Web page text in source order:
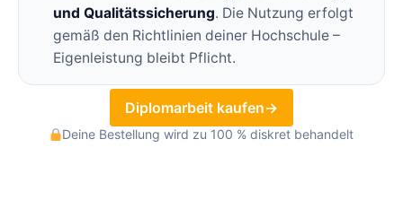
und Qualitätssicherung. Die Nutzung erfolgt
gemäß den Richtlinien deiner Hochschule –
Eigenleistung bleibt Pflicht.
Diplomarbeit kaufen→
Deine Bestellung wird zu 100 % diskret behandelt